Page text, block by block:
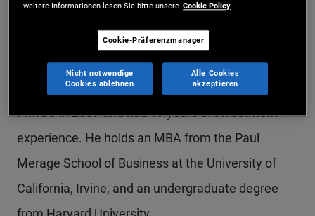
a product strategist focusing on global and core
fixed income strategies. Earlier in his career as a
product associate, he specialized in portfolio alpha
and systematic equity strategies. He joined
PIMCO in 2007 and has 19 years of investment
experience. He holds an MBA from the Paul
Merage School of Business at the University of
California, Irvine, and an undergraduate degree
weitere Informationen lesen Sie bitte unsere Cookie Policy
Cookie-Präferenzmanager
Nicht notwendige
Cookies ablehnen
Alle Cookies
akzeptieren